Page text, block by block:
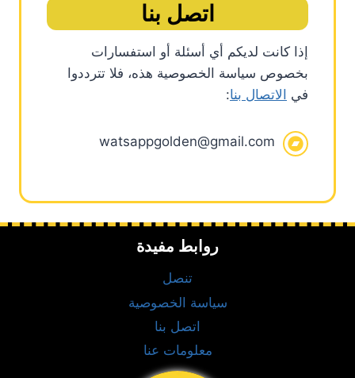
اتصل بنا
إذا كانت لديكم أي أسئلة أو استفسارات
بخصوص سياسة الخصوصية هذه، فلا تترددوا
في
الاتصال بنا:
watsappgolden@gmail.com
روابط مفيدة
تنصل
سياسة الخصوصية
اتصل بنا
معلومات عنا